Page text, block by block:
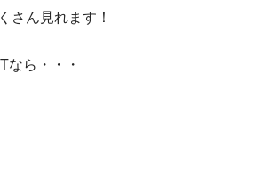
さん見れます！
なら・・・